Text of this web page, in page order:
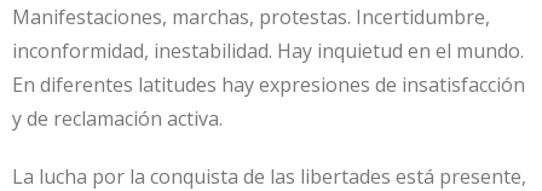
Manifestaciones, marchas, protestas. Incertidumbre,
inconformidad, inestabilidad. Hay inquietud en el mundo.
En diferentes latitudes hay expresiones de insatisfacción
y de reclamación activa.
La lucha por la conquista de las libertades está presente,